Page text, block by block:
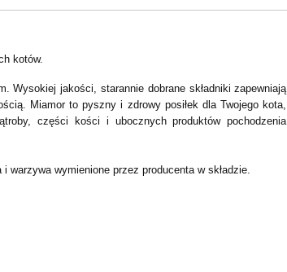
kotów.
Wysokiej jakości, starannie dobrane składniki zapewniają
Miamor to pyszny i zdrowy posiłek dla Twojego kota,
części kości i ubocznych produktów pochodzenia
warzywa wymienione przez producenta w składzie.